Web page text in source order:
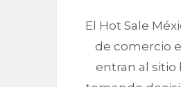
El Hot Sale
de comercio
entran al